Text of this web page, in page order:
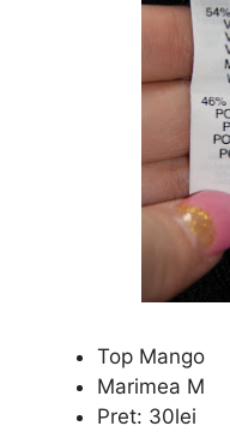
Top Mango
Marimea M
Pret: 30lei